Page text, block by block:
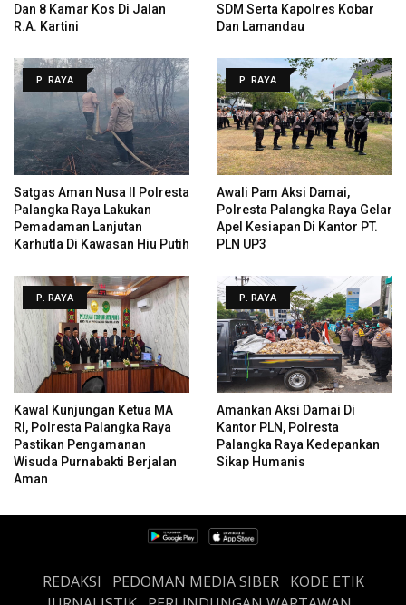
Dan 8 Kamar Kos Di Jalan
R.A. Kartini
SDM Serta Kapolres Kobar
Dan Lamandau
P. RAYA
Satgas Aman Nusa II Polresta
Palangka Raya Lakukan
Pemadaman Lanjutan
Karhutla Di Kawasan Hiu Putih
P. RAYA
Awali Pam Aksi Damai,
Polresta Palangka Raya Gelar
Apel Kesiapan Di Kantor PT.
PLN UP3
P. RAYA
Kawal Kunjungan Ketua MA
RI, Polresta Palangka Raya
Pastikan Pengamanan
Wisuda Purnabakti Berjalan
Aman
P. RAYA
Amankan Aksi Damai Di
Kantor PLN, Polresta
Palangka Raya Kedepankan
Sikap Humanis
REDAKSI PEDOMAN MEDIA SIBER
KODE ETIK